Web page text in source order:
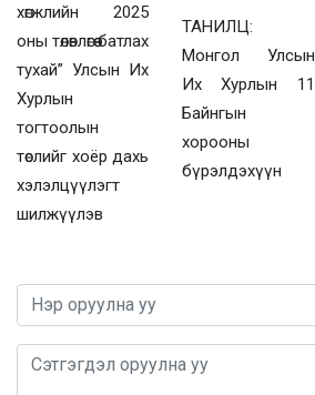
хөгжлийн 2025
оны төлөвлөгөө батлах
тухай” Улсын Их
Хурлын
тогтоолын
төслийг хоёр дахь
хэлэлцүүлэгт
шилжүүлэв
ТАНИЛЦ:
Монгол Улсын
Их Хурлын 11
Байнгын
хорооны
бүрэлдэхүүн